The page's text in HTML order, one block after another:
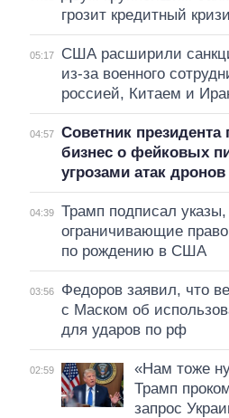
грозит кредитный
05:17
США расширили
из-за военного
россией, Китаем и
04:57
Советник президента
бизнес о фейковых
угрозами атак дронов
04:39
Трамп подписал указы,
ограничивающие
по рождению в США
03:56
Федоров заявил, что
с Маском об
для ударов по рф
02:59
«Нам тоже
Трамп
запрос